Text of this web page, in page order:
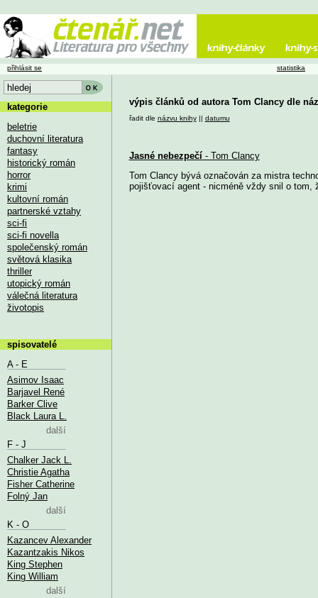
výpis článků od autora Tom Clancy dle
řadit dle názvu knihy|| datumu
Jasné nebezpečí- Tom Clancy
Tom Clancy bývá označován za mistra
pojišťovací agent - nicméně vždy snil o tom,
přihlásit se statistika
kategorie
beletrie
duchovní literatura
fantasy
historický román
horror
krimi
kultovní román
partnerské vztahy
sci-fi
sci-fi novella
společenský román
světová klasika
thriller
utopický román
válečná literatura
životopis
spisovatelé
A - E
Asimov Isaac
Barjavel René
Barker Clive
Black Laura L.
další
F - J
Chalker Jack L.
Christie Agatha
Fisher Catherine
Folný Jan
další
K - O
Kazancev Alexander
Kazantzakis Nikos
King Stephen
King William
další